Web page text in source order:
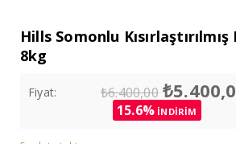
Hills Somonlu
8kg
Fiyat: ₺6.400,00 Orijinal
fiyat:
₺6.400,00.
₺
15.6% İNDİRİM